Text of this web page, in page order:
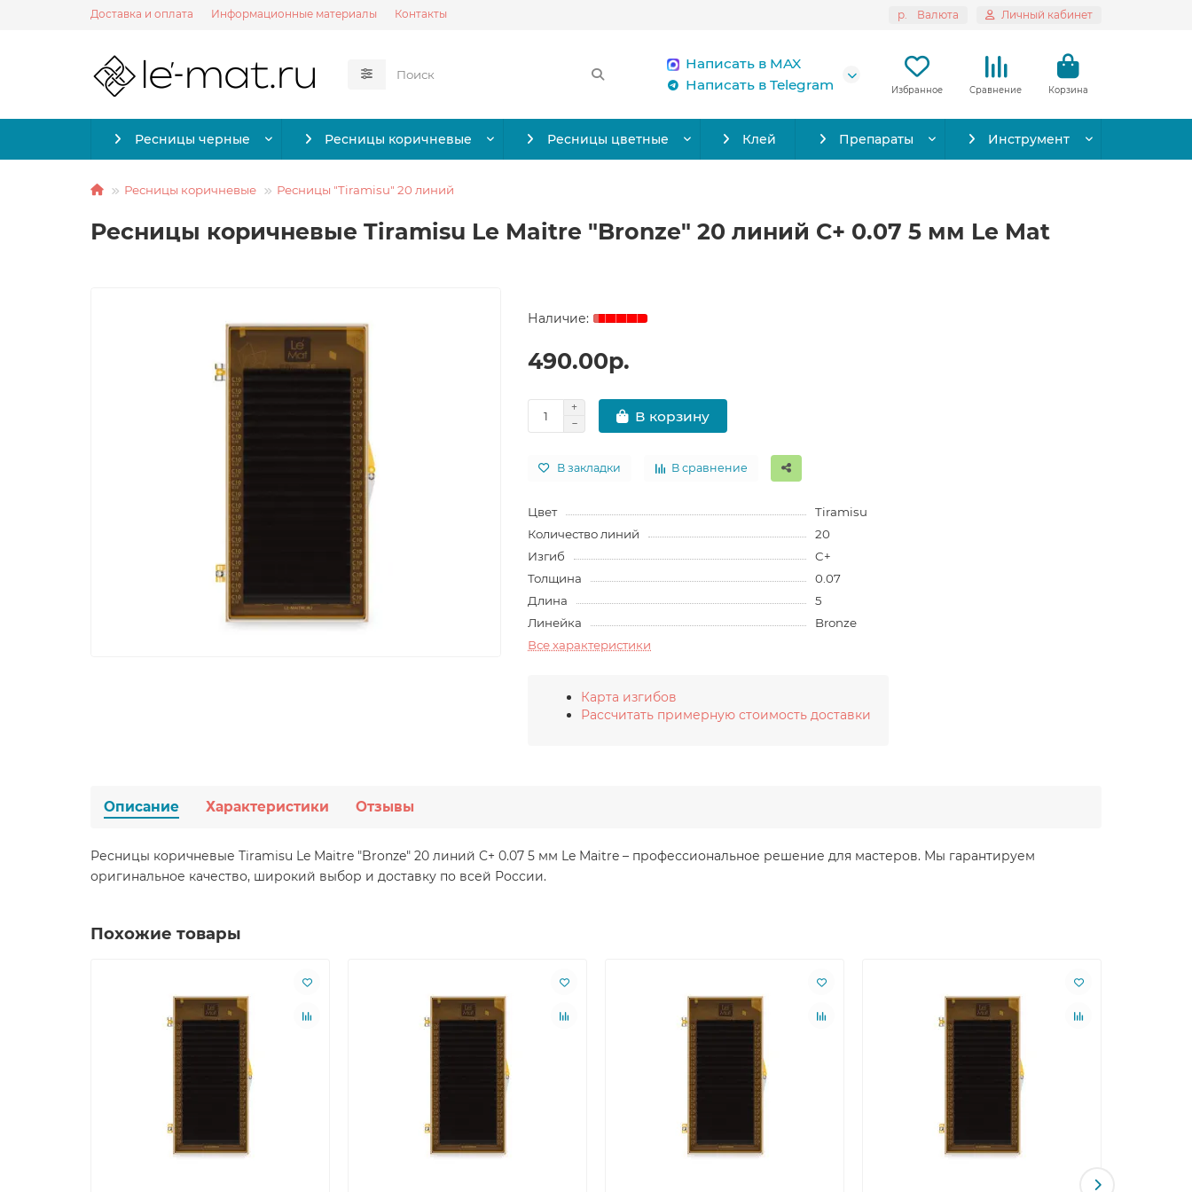
Доставка и оплата Информационные материалы Контакты р. Валюта Личный кабинет
Написать в MAX
Написать в Telegram
Избранное Сравнение Корзина
Ресницы черные Ресницы коричневые Ресницы цветные Клей Препараты Инструмент
Ресницы коричневые Ресницы "Tiramisu" 20 линий
Ресницы коричневые Tiramisu Le Maitre "Bronze" 20 линий C+ 0.07 5 мм Le Mat
490.00р.
В корзину
В закладки В сравнение
Цвет
Tiramisu
Количество линий
20
Изгиб
C+
Толщина
0.07
Длина
5
Линейка
Bronze
Все характеристики
Карта изгибов
Рассчитать примерную стоимость доставки
Описание Характеристики Отзывы
Ресницы коричневые Tiramisu Le Maitre "Bronze" 20 линий C+ 0.07 5 мм Le Maitre – профессиональное решение для мастеров. Мы гарантируем
оригинальное качество, широкий выбор и доставку по всей России.
Похожие товары